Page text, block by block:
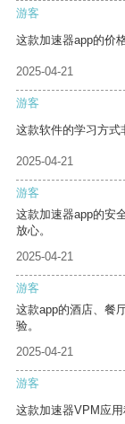
游客
这款加速器app的价
2025-04-21
游客
这款软件的学习方式
2025-04-21
游客
这款加速器app的安
放心。
2025-04-21
游客
这款app的酒店、餐
验。
2025-04-21
游客
这款加速器VPM应